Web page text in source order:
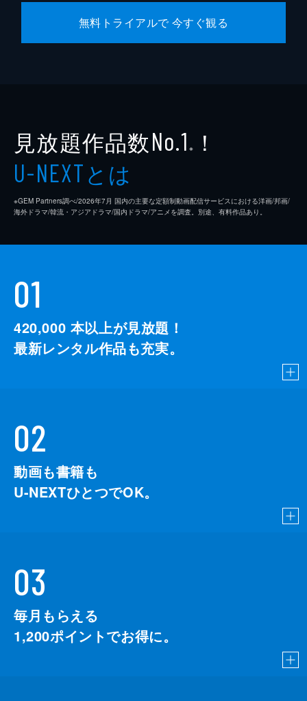
無料トライアルで 今すぐ観る
見放題作品数No.1 ※ ！
U-NEXTとは
※GEM Partners調べ/2026年7⽉ 国内の主要な定額制動画配信サービスにおける洋画/邦画/
海外ドラマ/韓流・アジアドラマ/国内ドラマ/アニメを調査。別途、有料作品あり。
01
420,000 本以上が見放題！
最新レンタル作品も充実。
02
動画も書籍も
U-NEXTひとつでOK。
03
毎月もらえる
1,200ポイントでお得に。